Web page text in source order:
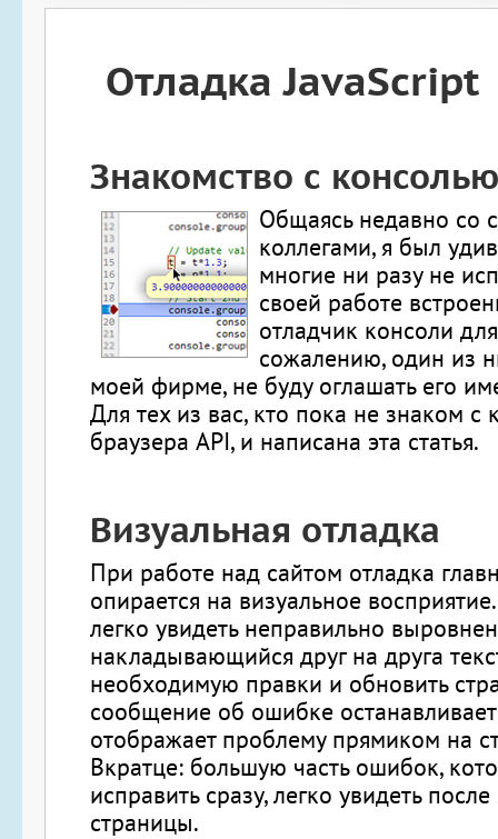
Отладка JavaScript
Знакомство с консолью
Общаясь недавно со
коллегами, я был
многие ни разу не
своей работе
отладчик консоли
сожалению, один из
моей фирме, не буду оглашать его
Для тех из вас, кто пока не знаком с
браузера API, и написана эта статья.
Визуальная отладка
При работе над сайтом отладка
опирается на визуальное
легко увидеть неправильно
накладывающийся друг на друга
необходимую правки и обновить
сообщение об ошибке
отображает проблему прямиком на
Вкратце: большую часть ошибок,
исправить сразу, легко увидеть после
страницы.